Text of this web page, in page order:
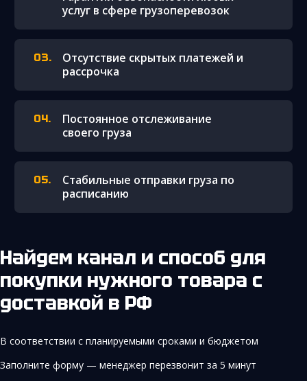
услуг в сфере грузоперевозок
Отсутствие скрытых платежей и
рассрочка
Постоянное отслеживание
своего груза
Стабильные отправки груза по
расписанию
Найдем канал и способ для
покупки нужного товара с
доставкой в РФ
В соответствии с планируемыми сроками и бюджетом
Заполните форму — менеджер перезвонит за 5 минут